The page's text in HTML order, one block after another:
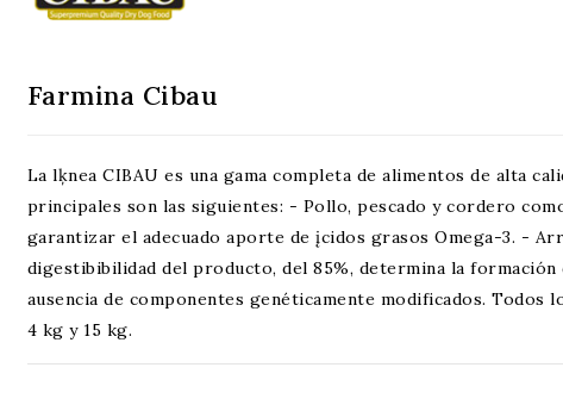
Farmina Cibau
La lķnea CIBAU es una gama completa de alimentos de alta
principales son las siguientes: - Pollo, pescado y cordero
garantizar el adecuado aporte de įcidos grasos Omega-3. -
digestibibilidad del producto, del 85%, determina la
ausencia de componentes genéticamente modificados.
4 kg y 15 kg.